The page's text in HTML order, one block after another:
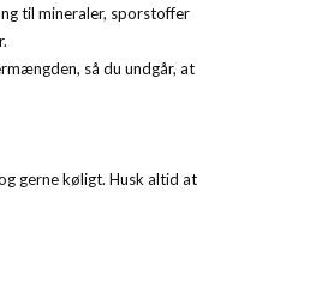
til mineraler, sporstoffer
så du undgår, at
gerne køligt. Husk altid at